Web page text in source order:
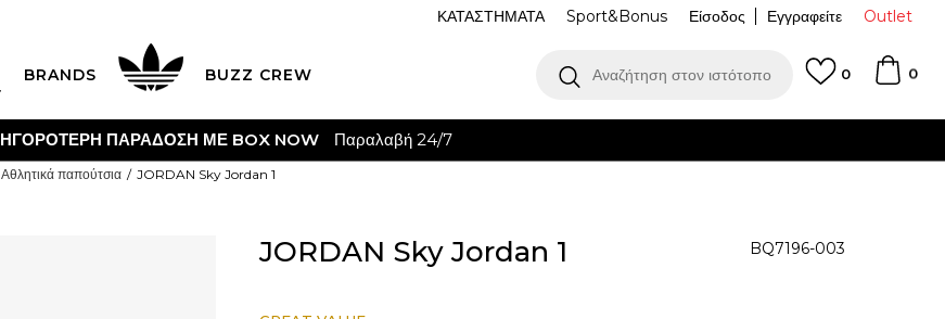
Outlet
Είσοδος Εγγραφείτε
ΚΑΤΑΣΤΗΜΑΤΑ Sport&Bonus
BRANDS BUZZ CREW Αναζήτηση στον ιστότοπο 0
0
CLICK & COLLECT
Αθλητικά παπούτσια JORDAN Sky Jordan 1
JORDAN Sky Jordan 1 BQ7196-003